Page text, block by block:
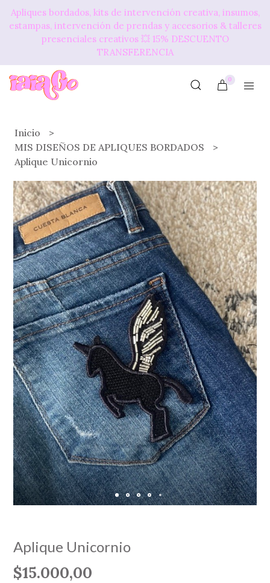
Apliques bordados, kits de intervención creativa, insumos,
estampas, intervención de prendas y accesorios & talleres
presenciales creativos 💥​ 15% DESCUENTO
TRANSFERENCIA
0
Inicio
MIS DISEÑOS DE APLIQUES BORDADOS
Aplique Unicornio
Aplique Unicornio
$15.000,00